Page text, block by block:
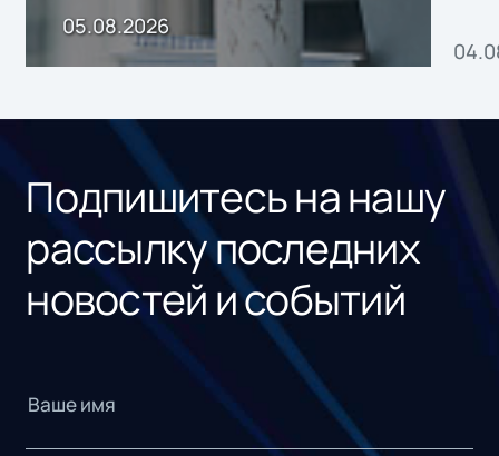
05.08.2026
Подпишитесь на нашу
рассылку последних
новостей и событий